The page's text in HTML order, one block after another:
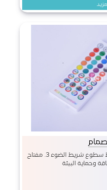
1. اضبط لون شريط الضوء 2. اضبط سطوع شريط الضوء 3. مفتاح